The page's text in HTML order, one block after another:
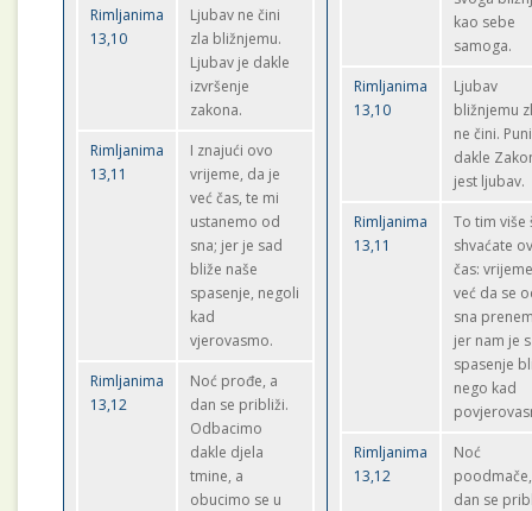
Rimljanima
13,10
Ljubav ne čini
zla bližnjemu.
Ljubav je dakle
izvršenje
zakona.
Rimljanima
13,11
I znajući ovo
vrijeme, da je
već čas, te mi
ustanemo od
sna; jer je sad
bliže naše
spasenje, negoli
kad
vjerovasmo.
Rimljanima
13,12
Noć prođe, a
dan se približi.
Odbacimo
dakle djela
tmine, a
obucimo se u
kao sebe
samoga.
Rimljanima
13,10
Ljubav
bližnjemu
ne čini.
dakle
jest ljubav.
Rimljanima
13,11
To tim više
shvaćate
čas:
već da se
sna
jer nam je
spasenje
nego kad
Rimljanima
13,12
Noć
poodmače,
dan se